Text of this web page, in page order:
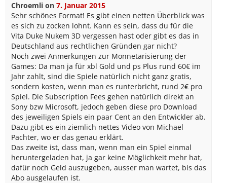
Chroemlion 7. Januar 2015
Sehr schönes Format! Es gibt einen netten Überblick was
es sich zu zocken lohnt. Kann es sein, dass du für die
Vita Duke Nukem 3D vergessen hast oder gibt es das in
Deutschland aus rechtlichen Gründen gar nicht?
Noch zwei Anmerkungen zur Monnetarisierung der
Games: Da man ja für xbl Gold und ps Plus rund 60€ im
Jahr zahlt, sind die Spiele natürlich nicht ganz gratis,
sondern kosten, wenn man es runterbricht, rund 2€ pro
Spiel. Die Subscription Fees gehen natürlich direkt an
Sony bzw Microsoft, jedoch geben diese pro Download
des jeweiligen Spiels ein paar Cent an den Entwickler ab.
Dazu gibt es ein ziemlich nettes Video von Michael
Pachter, wo er das genau erklärt.
Das zweite ist, dass man, wenn man ein Spiel einmal
heruntergeladen hat, ja gar keine Möglichkeit mehr hat,
dafür noch Geld auszugeben, ausser man wartet, bis das
Abo ausgelaufen ist.